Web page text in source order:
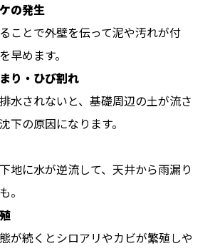
の発生
ことで外壁を伝って泥や汚れが付
早めます。
り・ひび割れ
水されないと、基礎周辺の土が流さ
下の原因になります。
地に水が逆流して、天井から雨漏り
。
が続くとシロアリやカビが繁殖しや